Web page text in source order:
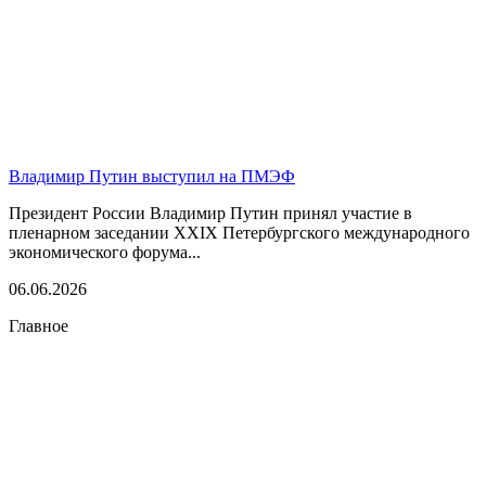
Владимир Путин выступил на ПМЭФ
Президент России Владимир Путин принял участие в
пленарном заседании XXIX Петербургского международного
экономического форума...
06.06.2026
Главное